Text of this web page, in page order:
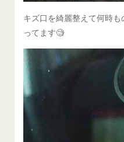
キズ口を綺麗整えて何時
ってます🧐